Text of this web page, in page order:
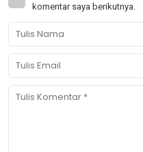
komentar saya berikutnya.